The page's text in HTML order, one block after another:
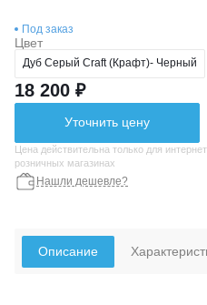
Под заказ
Цвет
Дуб Серый Craft (Крафт)- Черный
18 200 ₽
Уточнить цену
Цена действительна только для
розничных магазинах
Нашли дешевле?
Описание